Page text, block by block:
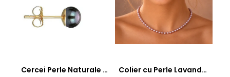
Cercei Perle Naturale Negre 5-6 mm, Buton AAA, Aur 14K (aur 585), Tip Șurub | KASKADDA® Colier cu Perle Lavanda la Baza Gatului, de 4-5 mm, Perle Rare, Calitate AAA+, Aur 14K | KASKADDA®